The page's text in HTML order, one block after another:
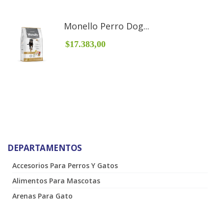
Monello Perro Dog...
$17.383,00
DEPARTAMENTOS
Accesorios Para Perros Y Gatos
Alimentos Para Mascotas
Arenas Para Gato